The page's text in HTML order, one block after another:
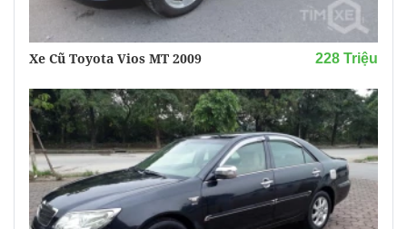
Xe Cũ Toyota Vios MT 2009 228 Triệu